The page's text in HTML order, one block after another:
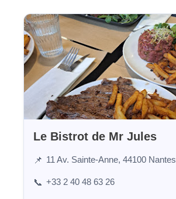
Le Bistrot de Mr Jules
📌 11 Av. Sainte-Anne, 44100 Nantes
📞 +33 2 40 48 63 26